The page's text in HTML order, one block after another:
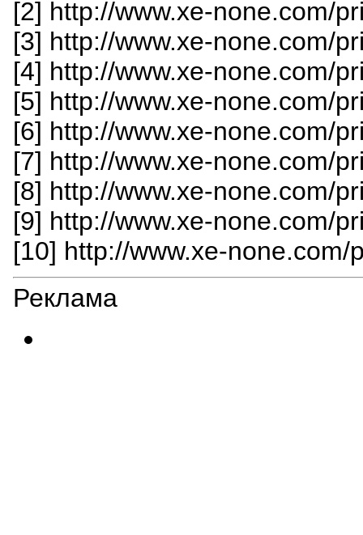
[2] http://www.xe-none.com/
[3] http://www.xe-none.com/
[4] http://www.xe-none.com/
[5] http://www.xe-none.com/
[6] http://www.xe-none.com/
[7] http://www.xe-none.com/
[8] http://www.xe-none.com/
[9] http://www.xe-none.com/
[10] http://www.xe-none.com/
Реклама